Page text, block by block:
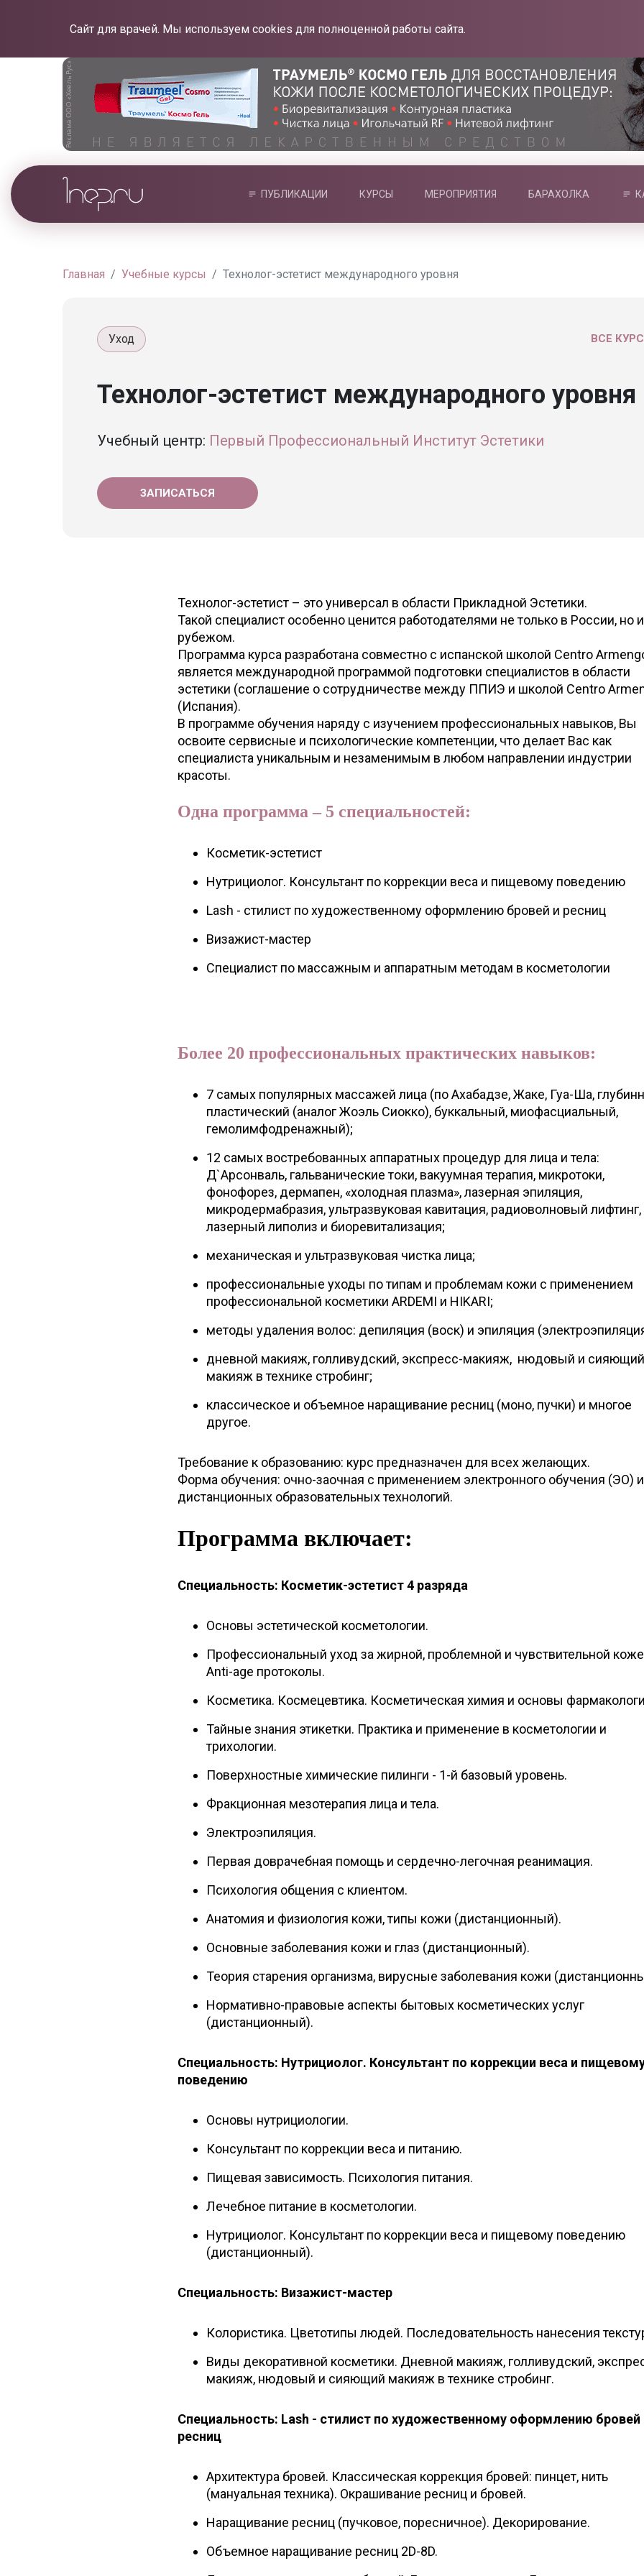
Сайт для врачей. Мы используем cookies для полноценной работы сайта.
ПУБЛИКАЦИИ КУРСЫ МЕРОПРИЯТИЯ БАРАХОЛКА
Главная Учебные курсы Технолог-эстетист международного уровня
ВСЕ
Уход
Технолог-эстетист международного уровня
Учебный центр: Первый Профессиональный Институт Эстетики
ЗАПИСАТЬСЯ
Технолог-эстетист – это универсал в области Прикладной Эстетики.
Такой специалист особенно ценится работодателями не только в России, но
рубежом.
Программа курса разработана совместно с испанской школой Centro
является международной программой подготовки специалистов в области
эстетики (соглашение о сотрудничестве между ППИЭ и школой Centro
(Испания).
В программе обучения наряду с изучением профессиональных навыков, Вы
освоите сервисные и психологические компетенции, что делает Вас как
специалиста уникальным и незаменимым в любом направлении индустрии
красоты.
Одна программа – 5 специальностей:
Косметик-эстетист
Нутрициолог. Консультант по коррекции веса и пищевому поведению
Lash - стилист по художественному оформлению бровей и ресниц
Визажист-мастер
Специалист по массажным и аппаратным методам в косметологии
Более 20 профессиональных практических навыков:
7 самых популярных массажей лица (по Ахабадзе, Жаке, Гуа-Ша,
пластический (аналог Жоэль Сиокко), буккальный, миофасциальный,
гемолимфодренажный);
12 самых востребованных аппаратных процедур для лица и тела:
Д`Арсонваль, гальванические токи, вакуумная терапия, микротоки,
фонофорез, дермапен, «холодная плазма», лазерная эпиляция,
микродермабразия, ультразвуковая кавитация, радиоволновый лифтинг,
лазерный липолиз и биоревитализация;
механическая и ультразвуковая чистка лица;
профессиональные уходы по типам и проблемам кожи с применением
профессиональной косметики ARDEMI и HIKARI;
методы удаления волос: депиляция (воск) и эпиляция
дневной макияж, голливудский, экспресс-макияж, нюдовый и
макияж в технике стробинг;
классическое и объемное наращивание ресниц (моно, пучки) и многое
другое.
Требование к образованию: курс предназначен для всех желающих.
Форма обучения: очно-заочная с применением электронного обучения (ЭО) и
дистанционных образовательных технологий.
Программа включает:
Специальность: Косметик-эстетист 4 разряда
Основы эстетической косметологии.
Профессиональный уход за жирной, проблемной и чувствительной
Аnti-age протоколы.
Косметика. Космецевтика. Косметическая химия и основы
Тайные знания этикетки. Практика и применение в косметологии и
трихологии.
Поверхностные химические пилинги - 1-й базовый уровень.
Фракционная мезотерапия лица и тела.
Электроэпиляция.
Первая доврачебная помощь и сердечно-легочная реанимация.
Психология общения с клиентом.
Анатомия и физиология кожи, типы кожи (дистанционный).
Основные заболевания кожи и глаз (дистанционный).
Теория старения организма, вирусные заболевания кожи
Нормативно-правовые аспекты бытовых косметических услуг
(дистанционный).
Специальность: Нутрициолог. Консультант по коррекции веса и
поведению
Основы нутрициологии.
Консультант по коррекции веса и питанию.
Пищевая зависимость. Психология питания.
Лечебное питание в косметологии.
Нутрициолог. Консультант по коррекции веса и пищевому поведению
(дистанционный).
Специальность: Визажист-мастер
Колористика. Цветотипы людей. Последовательность нанесения
Виды декоративной косметики. Дневной макияж, голливудский,
макияж, нюдовый и сияющий макияж в технике стробинг.
Специальность: Lash - стилист по художественному оформлению бровей
ресниц
Архитектура бровей. Классическая коррекция бровей: пинцет, нить
(мануальная техника). Окрашивание ресниц и бровей.
Наращивание ресниц (пучковое, поресничное). Декорирование.
Объемное наращивание ресниц 2D-8D.